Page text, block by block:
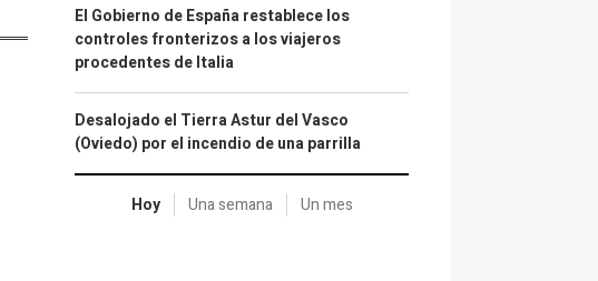
El Gobierno de España restablece los
controles fronterizos a los viajeros
procedentes de Italia
Desalojado el Tierra Astur del Vasco
(Oviedo) por el incendio de una parrilla
Hoy Una semana Un mes